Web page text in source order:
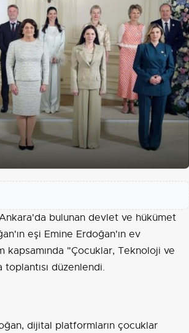
bulunan devlet ve hükümet
eşi Emine Erdoğan'ın ev
"Çocuklar, Teknoloji ve
düzenlendi.
dijital platformların çocuklar